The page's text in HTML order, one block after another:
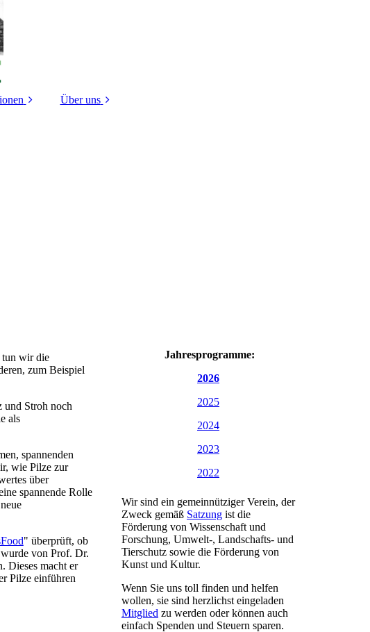
Über uns
tun wir die
zum Beispiel
und Stroh noch
als
spannenden
wie Pilze zur
über
spannende Rolle
" überprüft, ob
von Prof. Dr.
Dieses macht er
Pilze einführen
Jahresprogramme:
2026
2025
2024
2023
2022
Wir sind ein gemeinnütziger Verein, der
Zweck gemäß Satzung ist die
Förderung von Wissenschaft und
Forschung, Umwelt-, Landschafts- und
Tierschutz sowie die Förderung von
Kunst und Kultur.
Wenn Sie uns toll finden und helfen
wollen, sie sind herzlichst eingeladen
Mitglied zu werden oder können auch
einfach Spenden und Steuern sparen.